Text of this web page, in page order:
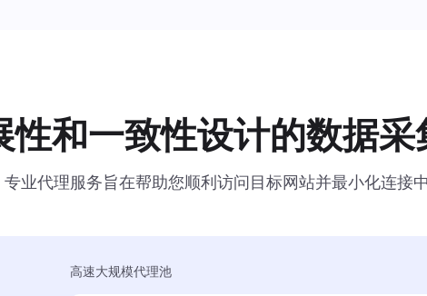
性和一致性设计的数据
专业代理服务旨在帮助您顺利访问目标网站并最小化连接中
高速大规模代理池